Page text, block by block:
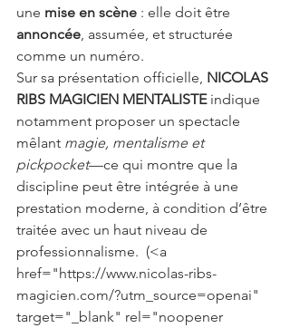
une mise en scène : elle doit être
annoncée , assumée, et structurée
comme un numéro.
Sur sa présentation officielle, NICOLAS
RIBS MAGICIEN MENTALISTE indique
notamment proposer un spectacle
mêlant magie, mentalisme et
pickpocket—ce qui montre que la
discipline peut être intégrée à une
prestation moderne, à condition d’être
traitée avec un haut niveau de
professionnalisme. (<a
href="https://www.nicolas-ribs-
magicien.com/?utm_source=openai"
target="_blank" rel="noopener